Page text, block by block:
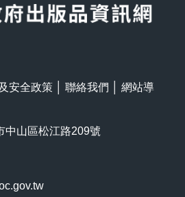
安全政策 聯絡我們
網站導
中山區松江路209號